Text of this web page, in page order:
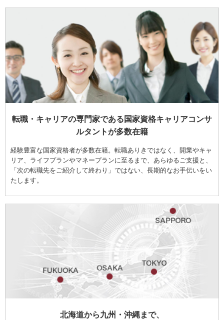
転職・キャリアの専門家である国家資格キャリアコンサ
ルタントが多数在籍
経験豊富な国家資格者が多数在籍。転職ありきではなく、開業やキャ
リア、ライフプランやマネープランに至るまで、あらゆるご支援と、
「次の転職先をご紹介して終わり」ではない、長期的なお手伝いをい
たします。
北海道から九州・沖縄まで、